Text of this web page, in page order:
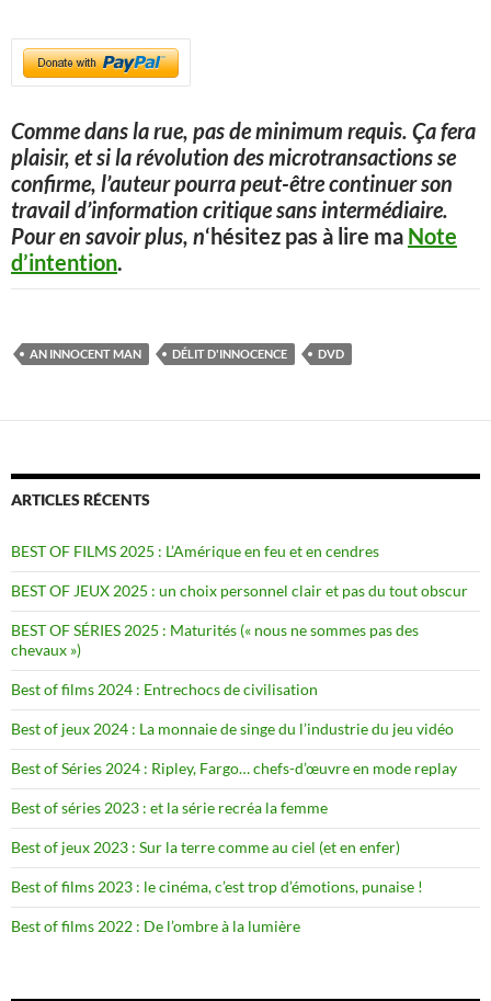
Comme dans la rue, pas de minimum requis. Ça fera
plaisir, et si la révolution des microtransactions se
confirme, l’auteur pourra peut-être continuer son
travail d’information critique sans intermédiaire.
Pour en savoir plus, n‘hésitez pas à lire ma Note
d’intention.
AN INNOCENT MAN DÉLIT D'INNOCENCE DVD
ARTICLES RÉCENTS
BEST OF FILMS 2025 : L’Amérique en feu et en cendres
BEST OF JEUX 2025 : un choix personnel clair et pas du tout obscur
BEST OF SÉRIES 2025 : Maturités (« nous ne sommes pas des
chevaux »)
Best of films 2024 : Entrechocs de civilisation
Best of jeux 2024 : La monnaie de singe du l’industrie du jeu vidéo
Best of Séries 2024 : Ripley, Fargo… chefs-d’œuvre en mode replay
Best of séries 2023 : et la série recréa la femme
Best of jeux 2023 : Sur la terre comme au ciel (et en enfer)
Best of films 2023 : le cinéma, c’est trop d’émotions, punaise !
Best of films 2022 : De l’ombre à la lumière